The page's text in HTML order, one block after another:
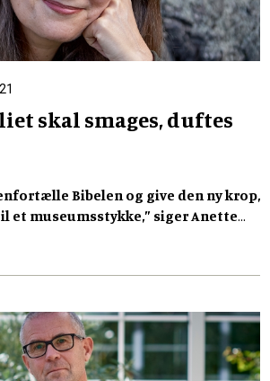
skal smages, duftes
Bibelen og give den ny krop,
et museumsstykke,” siger Anette